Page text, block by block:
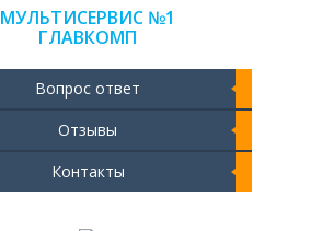
МУЛЬТИСЕРВИС №1
ГЛАВКОМП
Вопрос ответ
Отзывы
Контакты